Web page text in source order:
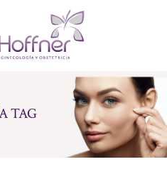
TAG